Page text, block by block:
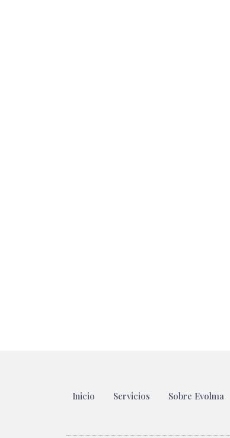
Inicio Servicios Sobre Evolma